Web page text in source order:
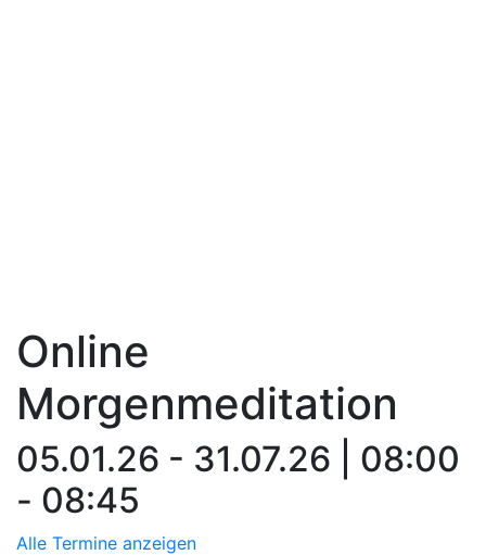
Online
Morgenmeditation
05.01.26 - 31.07.26 | 08:00
- 08:45
Alle Termine anzeigen